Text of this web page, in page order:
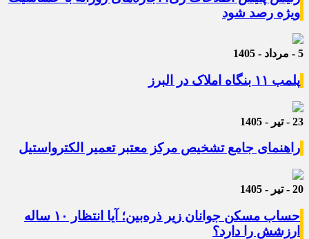
ویژه رصد شود
5 - مرداد - 1405
پلمب ۱۱ بنگاه املاک در البرز
23 - تیر - 1405
راهنمای جامع تشخیص مرکز معتبر تعمیر الکترواستیل
20 - تیر - 1405
حساب مسکن جوانان زیر ذره‌بین؛ آیا انتظار ۱۰ ساله
ارزشش را دارد؟